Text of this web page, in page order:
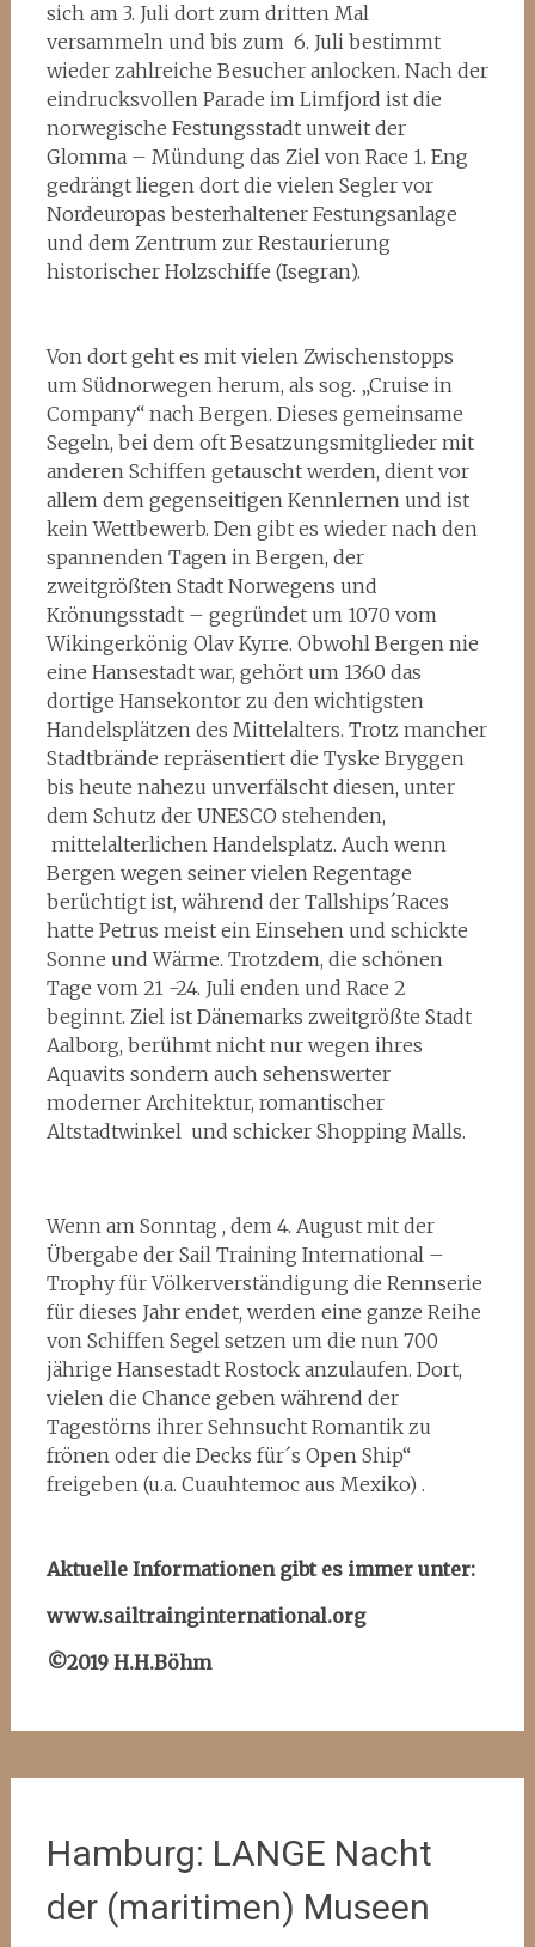
sich am 3. Juli dort zum dritten Mal
versammeln und bis zum 6. Juli bestimmt
wieder zahlreiche Besucher anlocken. Nach der
eindrucksvollen Parade im Limfjord ist die
norwegische Festungsstadt unweit der
Glomma – Mündung das Ziel von Race 1. Eng
gedrängt liegen dort die vielen Segler vor
Nordeuropas besterhaltener Festungsanlage
und dem Zentrum zur Restaurierung
historischer Holzschiffe (Isegran).
Von dort geht es mit vielen Zwischenstopps
um Südnorwegen herum, als sog. „Cruise in
Company“ nach Bergen. Dieses gemeinsame
Segeln, bei dem oft Besatzungsmitglieder mit
anderen Schiffen getauscht werden, dient vor
allem dem gegenseitigen Kennlernen und ist
kein Wettbewerb. Den gibt es wieder nach den
spannenden Tagen in Bergen, der
zweitgrößten Stadt Norwegens und
Krönungsstadt – gegründet um 1070 vom
Wikingerkönig Olav Kyrre. Obwohl Bergen nie
eine Hansestadt war, gehört um 1360 das
dortige Hansekontor zu den wichtigsten
Handelsplätzen des Mittelalters. Trotz mancher
Stadtbrände repräsentiert die Tyske Bryggen
bis heute nahezu unverfälscht diesen, unter
dem Schutz der UNESCO stehenden,
mittelalterlichen Handelsplatz. Auch wenn
Bergen wegen seiner vielen Regentage
berüchtigt ist, während der Tallships´Races
hatte Petrus meist ein Einsehen und schickte
Sonne und Wärme. Trotzdem, die schönen
Tage vom 21 -24. Juli enden und Race 2
beginnt. Ziel ist Dänemarks zweitgrößte Stadt
Aalborg, berühmt nicht nur wegen ihres
Aquavits sondern auch sehenswerter
moderner Architektur, romantischer
Altstadtwinkel und schicker Shopping Malls.
Wenn am Sonntag , dem 4. August mit der
Übergabe der Sail Training International –
Trophy für Völkerverständigung die Rennserie
für dieses Jahr endet, werden eine ganze Reihe
von Schiffen Segel setzen um die nun 700
jährige Hansestadt Rostock anzulaufen. Dort,
vielen die Chance geben während der
Tagestörns ihrer Sehnsucht Romantik zu
frönen oder die Decks für´s Open Ship“
freigeben (u.a. Cuauhtemoc aus Mexiko) .
Aktuelle Informationen gibt es immer unter:
www.sailtrainginternational.org
©2019 H.H.Böhm
Hamburg: LANGE Nacht
der (maritimen) Museen